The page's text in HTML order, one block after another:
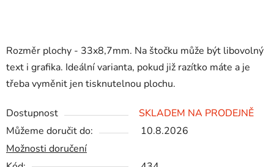
Rozměr plochy - 33x8,7mm. Na štočku může být libovolný
text i grafika. Ideální varianta, pokud již razítko máte a je
třeba vyměnit jen tisknutelnou plochu.
Dostupnost
SKLADEM NA PRODEJNĚ
Můžeme doručit do:
10.8.2026
Možnosti doručení